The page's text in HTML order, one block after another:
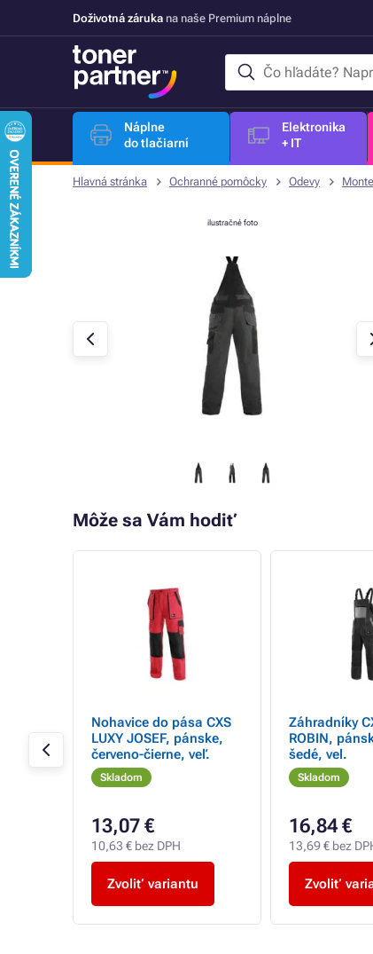
Doživotná záruka na naše Premium náplne
Náplne
do tlačiarní
Elektronika
+ IT
Hlavná stránka Ochranné pomôcky Odevy
ilustračné foto
Môže sa Vám hodiť
Nohavice do pása CXS
LUXY JOSEF, pánske,
červeno-čierne, veľ.
Skladom
13,07 €
10,63 € bez DPH
Zvoliť variantu
Záhradníky
ROBIN,
šedé, vel.
Skladom
16,84 €
13,69 € bez
Zvoliť